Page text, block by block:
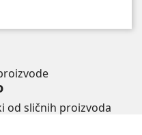
od sličnih proizvoda